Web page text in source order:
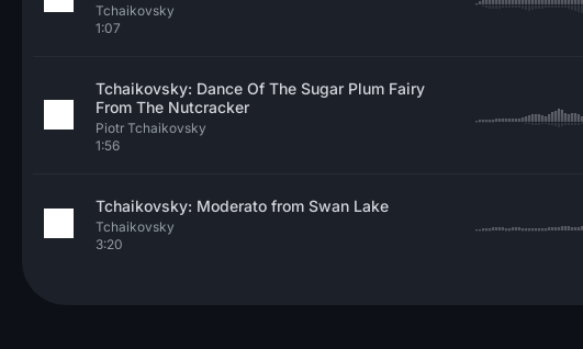
Tchaikovsky
1:07
Tchaikovsky: Dance Of The Sugar Plum Fairy
From The Nutcracker
Piotr Tchaikovsky
1:56
Tchaikovsky: Moderato from Swan Lake
Tchaikovsky
3:20